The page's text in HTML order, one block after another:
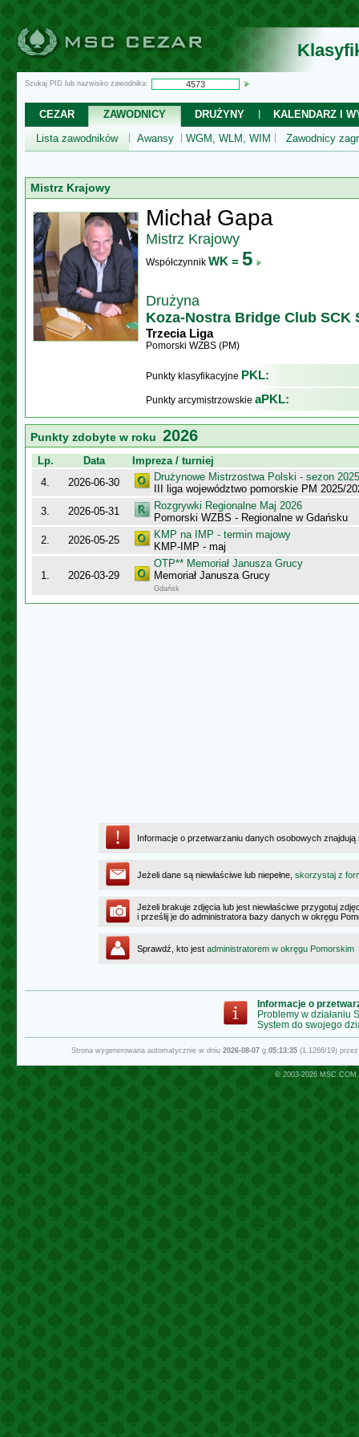
Szukaj PID lub nazwisko zawodnika:
CEZAR ZAWODNICY DRUŻYNY
KALENDARZ I
Lista zawodników
Awansy WGM, WLM, WIM Zawodnicy
Mistrz Krajowy
Michał Gapa
Mistrz Krajowy
Współczynnik WK = 5
Drużyna
Koza-Nostra Bridge Club SCK
Trzecia Liga
Pomorski WZBS (PM)
Punkty klasyfikacyjne PKL:
Punkty arcymistrzowskie aPKL:
Punkty zdobyte w roku 2026
Lp. Data
Impreza / turniej
4.
2026-06-30
Drużynowe Mistrzostwa Polski - sezon
III liga województwo pomorskie PM 2025/
3.
2026-05-31
Rozgrywki Regionalne Maj 2026
Pomorski WZBS - Regionalne w Gdańsku
2.
2026-05-25
KMP na IMP - termin majowy
KMP-IMP - maj
1. 2026-03-29
OTP** Memoriał Janusza Grucy
Memoriał Janusza Grucy
Gdańsk
Informacje o przetwarzaniu danych osobowych
Jeżeli dane są niewłaściwe lub niepełne, skorzystaj z
Jeżeli brakuje zdjęcia lub jest niewłaściwe przygotuj
i prześlij je do administratora bazy danych w okręgu
Sprawdź, kto jest administratorem w okręgu Pomorskim
Informacje o
Problemy w działaniu
System do swojego
Strona wygenerowana automatycznie w dniu 2026-08-07g.05:13:35(1.1266/19)
© 2003-2026